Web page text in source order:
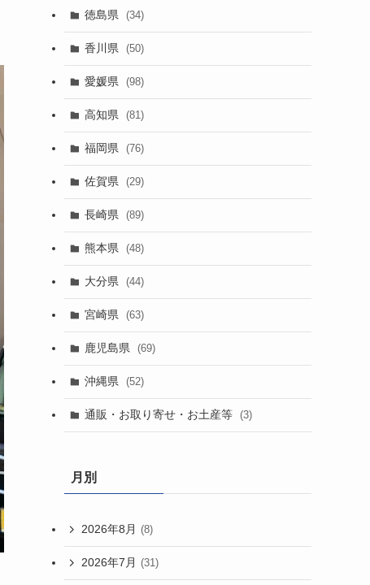
徳島県 (34)
香川県 (50)
愛媛県 (98)
高知県 (81)
福岡県 (76)
佐賀県 (29)
長崎県 (89)
熊本県 (48)
大分県 (44)
宮崎県 (63)
鹿児島県 (69)
沖縄県 (52)
通販・お取り寄せ・お土産等 (3)
月別
2026年8月 (8)
2026年7月 (31)